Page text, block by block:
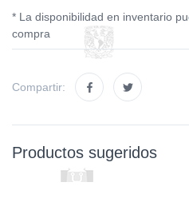
* La disponibilidad en inventario
compra
Compartir:
Productos sugeridos